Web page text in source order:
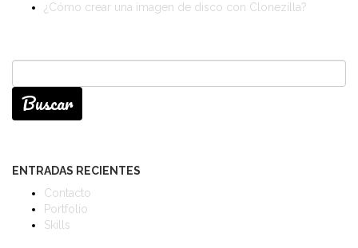
¿Cómo crear una imagen de disco con Clonezilla?
ENTRADAS RECIENTES
Contacto
Portfolio
Skills